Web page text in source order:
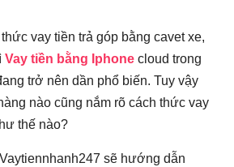
vay tiền trả góp bằng cavet xe,
Vay tiền bằng Iphone cloud trong
trở nên dần phổ biến. Tuy vậy
nào cũng nắm rõ cách thức vay
thế nào?
sẽ hướng dẫn